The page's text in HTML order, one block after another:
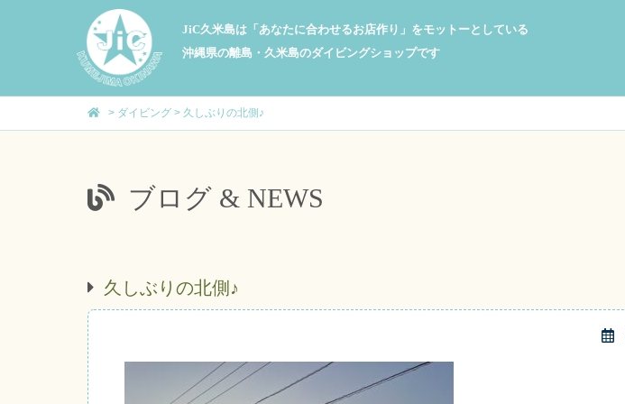
JiC久米島は「あなたに合わせるお店作り」をモットーとしている
沖縄県の離島・久米島のダイビングショップです
> ダイビング > 久しぶりの北側♪
ブログ & NEWS
久しぶりの北側♪